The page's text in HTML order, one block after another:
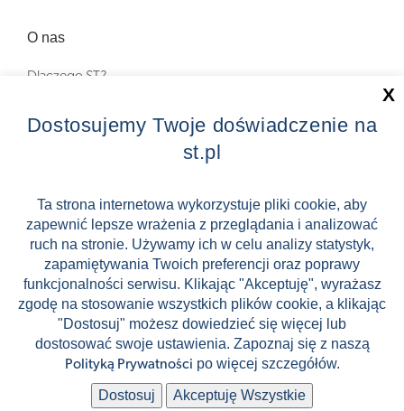
O nas
Dlaczego ST?
Zostań Pilotem wycieczek!
Zniżki
FAQ
ST INCENTIVE
Stock images by Depositphotos
🛸
Dostosujemy Twoje doświadczenie na
st.pl
Ta strona internetowa wykorzystuje pliki cookie, aby
zapewnić lepsze wrażenia z przeglądania i analizować
ruch na stronie. Używamy ich w celu analizy statystyk,
zapamiętywania Twoich preferencji oraz poprawy
funkcjonalności serwisu. Klikając "Akceptuję", wyrażasz
zgodę na stosowanie wszystkich plików cookie, a klikając
"Dostosuj" możesz dowiedzieć się więcej lub
dostosować swoje ustawienia. Zapoznaj się z naszą
Polityką Prywatności po więcej szczegółów.
Dostosuj Akceptuję Wszystkie
X